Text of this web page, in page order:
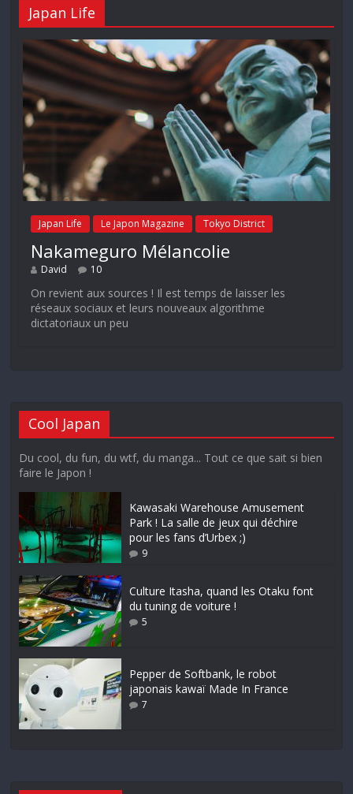
Japan Life
Japan Life Le Japon Magazine Tokyo District
Nakameguro Mélancolie
David 10
On revient aux sources ! Il est temps de laisser les
réseaux sociaux et leurs nouveaux algorithme
dictatoriaux un peu
Cool Japan
Du cool, du fun, du wtf, du manga... Tout ce que sait si bien
faire le Japon !
Kawasaki Warehouse Amusement
Park ! La salle de jeux qui déchire
pour les fans d’Urbex ;)
9
Culture Itasha, quand les Otaku font
du tuning de voiture !
5
Pepper de Softbank, le robot
japonais kawaï Made In France
7